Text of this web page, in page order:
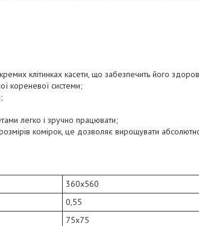
клітинках касети, що забезпечить його
кореневої системи;
легко і зручно працювати;
комірок, це дозволяє вирощувати
360х560
0,55
75х75